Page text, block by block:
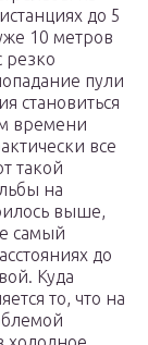
до 5
10 метров
резко
пули
становиться
времени
все
такой
на
выше,
самый
до
Куда
то, что на